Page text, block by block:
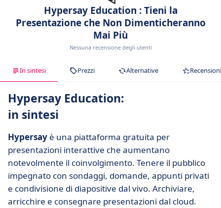
Hypersay Education : Tieni la
Presentazione che Non Dimenticheranno
Mai Più
Nessuna recensione degli utenti
In sintesi Prezzi Alternative Recensioni
Hypersay Education:
in sintesi
Hypersay è una piattaforma gratuita per
presentazioni interattive che aumentano
notevolmente il coinvolgimento. Tenere il pubblico
impegnato con sondaggi, domande, appunti privati
e condivisione di diapositive dal vivo. Archiviare,
arricchire e consegnare presentazioni dal cloud.